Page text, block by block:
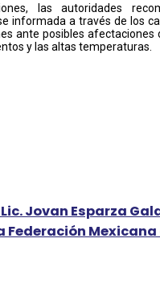
las autoridades
informada a través de los
ante posibles afectaciones
y las altas temperaturas.
Jovan Esparza
Federación Mexicana